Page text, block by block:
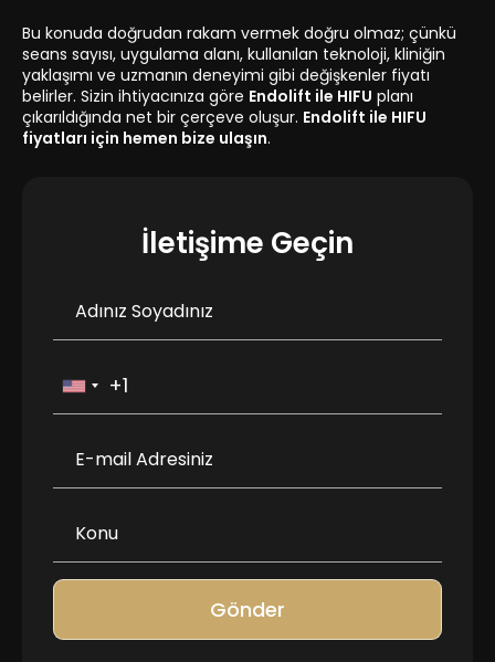
Bu konuda doğrudan rakam vermek doğru olmaz; çünkü
seans sayısı, uygulama alanı, kullanılan teknoloji, kliniğin
yaklaşımı ve uzmanın deneyimi gibi değişkenler fiyatı
belirler. Sizin ihtiyacınıza göre Endolift ile HIFU planı
çıkarıldığında net bir çerçeve oluşur. Endolift ile HIFU
fiyatları için hemen bize ulaşın.
İletişime Geçin
Gönder